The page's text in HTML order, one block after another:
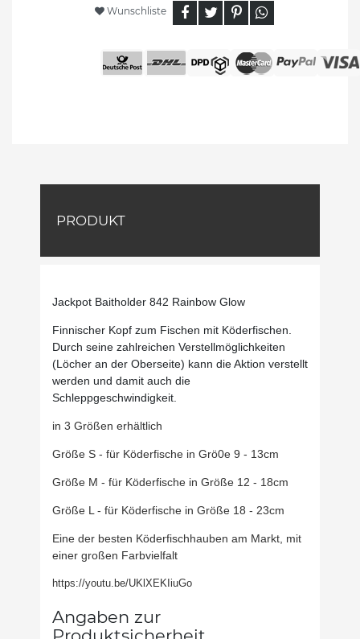
Wunschliste
PRODUKT
Jackpot Baitholder 842 Rainbow Glow
Finnischer Kopf zum Fischen mit Köderfischen.
Durch seine zahlreichen Verstellmöglichkeiten
(Löcher an der Oberseite) kann die Aktion verstellt
werden und damit auch die
Schleppgeschwindigkeit.
in 3 Größen erhältlich
Größe S - für Köderfische in Grö0e 9 - 13cm
Größe M - für Köderfische in Größe 12 - 18cm
Größe L - für Köderfische in Größe 18 - 23cm
Eine der besten Köderfischhauben am Markt, mit
einer großen Farbvielfalt
https://youtu.be/UKlXEKIiuGo
Angaben zur